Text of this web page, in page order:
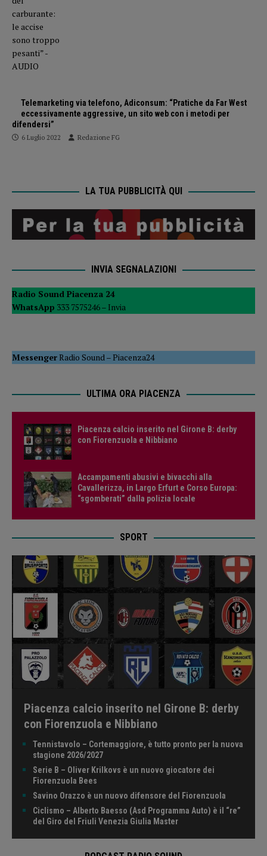
Telemarketing via telefono, Adiconsum: “Pratiche da Far West
eccessivamente aggressive, un sito web con i metodi per
difendersi”
6 Luglio 2022 Redazione FG
LA TUA PUBBLICITÀ QUI
INVIA SEGNALAZIONI
Radio Sound Piacenza 24
WhatsApp 333 7575246 – Invia
MessengerRadio Sound–Piacenza24
ULTIMA ORA PIACENZA
Piacenza calcio inserito nel Girone B: derby
con Fiorenzuola e Nibbiano
Accampamenti abusivi e bivacchi alla
Cavallerizza, in Largo Erfurt e Corso Europa:
“sgomberati” dalla polizia locale
SPORT
Piacenza calcio inserito nel Girone B: derby
con Fiorenzuola e Nibbiano
Tennistavolo – Cortemaggiore, è tutto pronto per la nuova
stagione 2026/2027
Serie B – Oliver Krilkovs è un nuovo giocatore dei
Fiorenzuola Bees
Savino Orazzo è un nuovo difensore del Fiorenzuola
Ciclismo – Alberto Baesso (Asd Programma Auto) è il “re”
del Giro del Friuli Venezia Giulia Master